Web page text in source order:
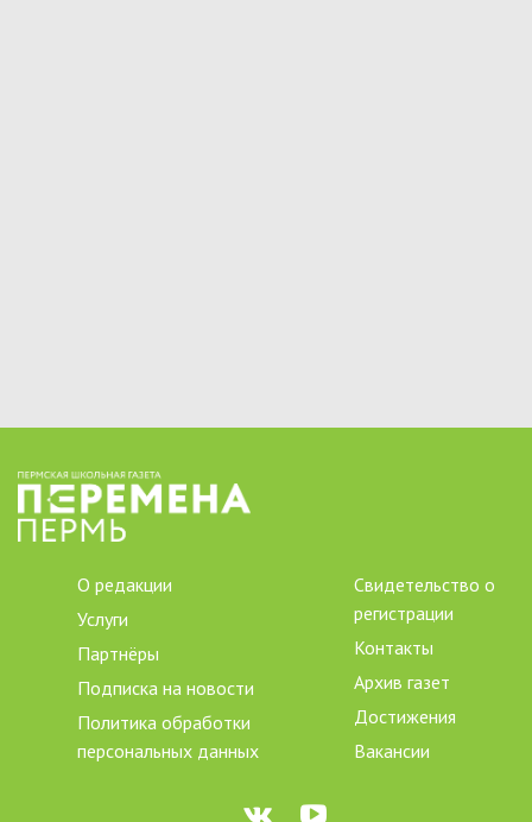
О редакции
Услуги
Партнёры
Подписка на новости
Политика обработки
персональных данных
Свидетельство о
регистрации
Контакты
Архив газет
Достижения
Вакансии